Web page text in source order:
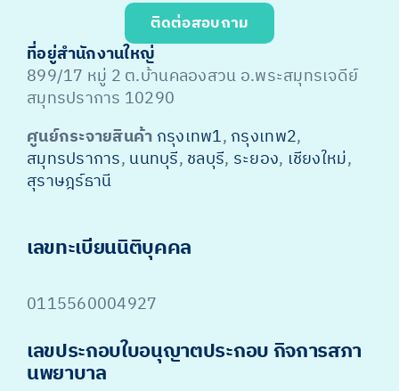
ติดต่อสอบถาม
ที่อยู่สำนักงานใหญ่
899/17 หมู่ 2 ต.บ้านคลองสวน อ.พระสมุทรเจดีย์
สมุทรปราการ 10290
ศูนย์กระจายสินค้า กรุงเทพ1, กรุงเทพ2,
สมุทรปราการ, นนทบุรี, ชลบุรี, ระยอง, เชียงใหม่,
สุราษฎร์ธานี
เลขทะเบียนนิติบุคคล
0115560004927
เลขประกอบใบอนุญาตประกอบ กิจการสภา
นพยาบาล